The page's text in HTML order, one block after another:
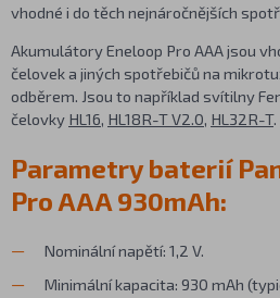
vhodné i do těch nejnáročnějších
Akumulátory Eneloop Pro AAA jsou
čelovek a jiných spotřebičů na
odběrem. Jsou to například svítilny
čelovky HL16, HL18R-T V2.0, HL32R-T.
Parametry baterií
Pro AAA 930mAh:
Nominální napětí: 1,2 V.
Minimální kapacita: 930 mAh